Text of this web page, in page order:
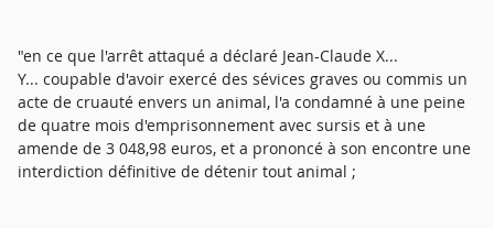
"en ce que l'arrêt attaqué a déclaré Jean-Claude X...
Y... coupable d'avoir exercé des sévices graves ou commis un
acte de cruauté envers un animal, l'a condamné à une peine
de quatre mois d'emprisonnement avec sursis et à une
amende de 3 048,98 euros, et a prononcé à son encontre une
interdiction définitive de détenir tout animal ;